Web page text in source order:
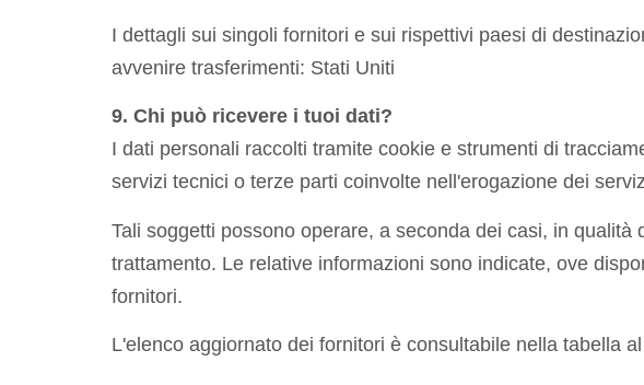
I dettagli sui singoli fornitori e sui rispettivi paesi di
avvenire trasferimenti: Stati Uniti
9. Chi può ricevere i tuoi dati?
I dati personali raccolti tramite cookie e strumenti di
servizi tecnici o terze parti coinvolte nell'erogazione dei
Tali soggetti possono operare, a seconda dei casi, in
trattamento. Le relative informazioni sono indicate, ove
fornitori.
L'elenco aggiornato dei fornitori è consultabile nella tabella